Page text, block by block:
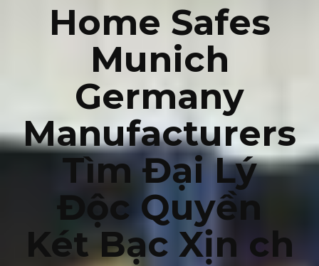
Home Safes
Munich
Germany
Manufacturers
Tìm Đại Lý
Độc Quyền
Két Bạc Xịn ch